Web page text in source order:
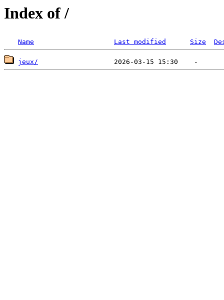
Index of /
Name Last modified Size
jeux/